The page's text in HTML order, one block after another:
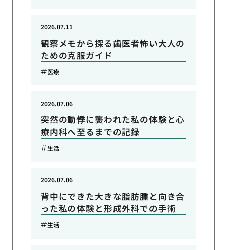
観察メモから探る歯医者怖い大人の
ための克服ガイド
2026.07.11
医療
突然の動悸に襲われた私の体験と心
療内科へ至るまでの記録
2026.07.06
生活
背中にできた大きな脂肪腫と向き合
った私の体験と形成外科での手術
2026.07.06
生活